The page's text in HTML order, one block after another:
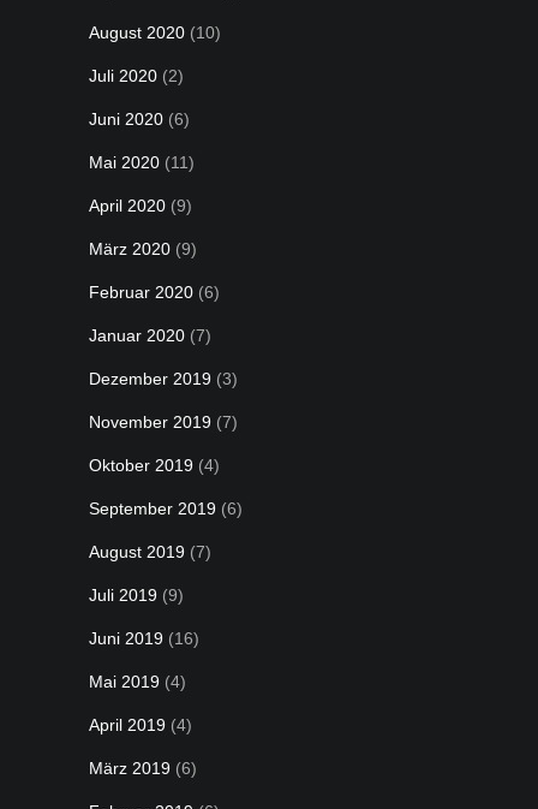
August 2020 (10)
Juli 2020 (2)
Juni 2020 (6)
Mai 2020 (11)
April 2020 (9)
März 2020 (9)
Februar 2020 (6)
Januar 2020 (7)
Dezember 2019 (3)
November 2019 (7)
Oktober 2019 (4)
September 2019 (6)
August 2019 (7)
Juli 2019 (9)
Juni 2019 (16)
Mai 2019 (4)
April 2019 (4)
März 2019 (6)